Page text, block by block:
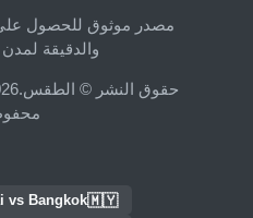
مصدر موثوق للحصول
والدقيقة
🇲🇾
vs Bangkok